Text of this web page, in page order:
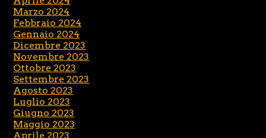
Marzo 2024
Febbraio 2024
Gennaio 2024
Dicembre 2023
Novembre 2023
Ottobre 2023
Settembre 2023
Agosto 2023
Luglio 2023
Giugno 2023
Maggio 2023
Aprile 2023